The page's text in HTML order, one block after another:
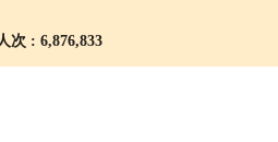
次 : 6,876,833